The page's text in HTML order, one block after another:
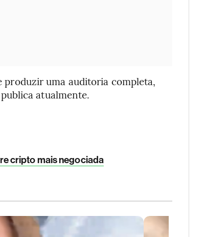
produzir uma auditoria completa,
atualmente.
cripto mais negociada